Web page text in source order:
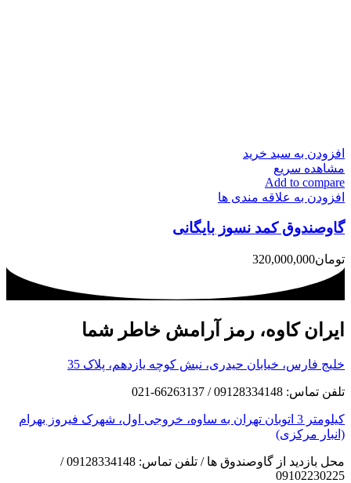
افزودن به سبد خرید
مشاهده سریع
Add to compare
افزودن به علاقه مندی ها
گاوصندوق کمد نسوز بایگانی
تومان320,000,000
ایران کاوه، رمز آرامش خاطر شما
خلیج فارس، خیابان حیدری، نبش کوچه یازدهم، پلاک 35
تلفن تماس: 09128334148 / 66263137-021
کیلومتر 3 اتوبان تهران به ساوه، خروجی اول، شهرک فیروز بهرام
(انبار مرکزی)
محل بازدید از گاوصندوق ها / تلفن تماس: 09128334148 /
09102230225